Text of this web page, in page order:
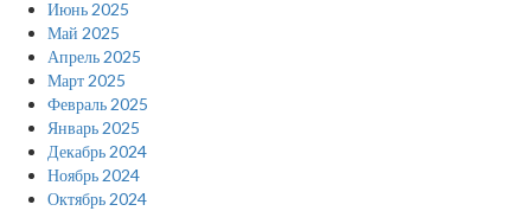
Июнь 2025
Май 2025
Апрель 2025
Март 2025
Февраль 2025
Январь 2025
Декабрь 2024
Ноябрь 2024
Октябрь 2024